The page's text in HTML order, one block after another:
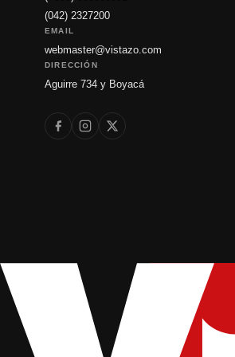
(042) 2327200
EMAIL
webmaster@vistazo.com
DIRECCIÓN
Aguirre 734 y Boyacá